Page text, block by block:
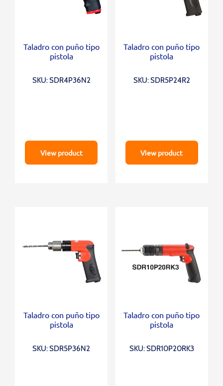
Taladro con puño tipo
pistola
SKU: SDR4P36N2
View product
Taladro con puño tipo
pistola
SKU: SDR5P24R2
View product
Taladro con puño tipo
pistola
SKU: SDR5P36N2
Taladro con puño tipo
pistola
SKU: SDR10P20RK3